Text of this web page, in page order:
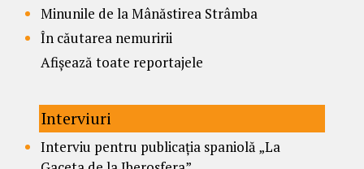
Minunile de la Mânăstirea Strâmba
În căutarea nemuririi
Afișează toate reportajele
Interviuri
Interviu pentru publicația spaniolă „La